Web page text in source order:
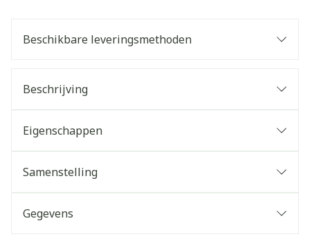
Beschikbare leveringsmethoden
Beschrijving
Eigenschappen
Samenstelling
Gegevens